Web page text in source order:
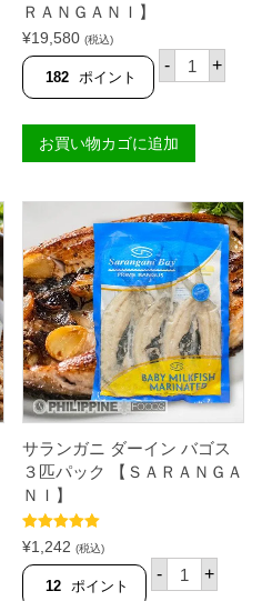
ＲＡＮＧＡＮＩ】
¥19,580 (税込)
182 ポイント
- サ
ラ
ニ
ス
モ
ク
ド
ゴ
ス
４
匹
パ
ッ
ク
ケ
ー
ス
【
Ｓ
Ａ
Ｒ
Ａ
Ｎ
Ｉ
+
お買い物カゴに追加
サランガニ ダーイン バゴス
３匹パック 【ＳＡＲＡＮＧＡ
ＮＩ】
5段階中 5.00
の評価
¥1,242 (税込)
12 ポイント
- サ
ラ
+